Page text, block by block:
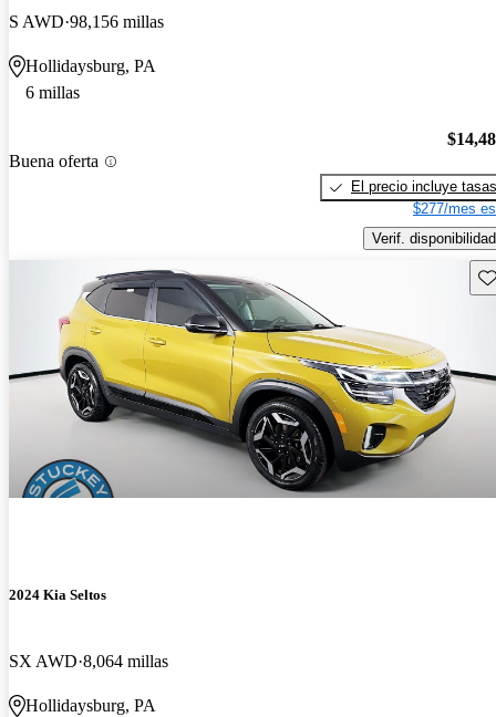
S AWD 98,156 millas
Hollidaysburg, PA
6 millas
Buena oferta
El precio incluye tasas
$277/mes
Verif. disponibilidad
2024 Kia Seltos
SX AWD 8,064 millas
Hollidaysburg, PA